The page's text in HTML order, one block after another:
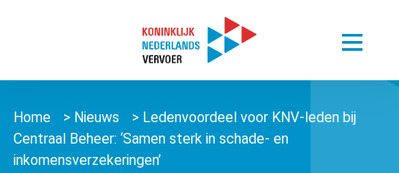
Toggle
van mobiliteit
reizen
Sectoren
Nederland
Nieuws
Home > Nieuws > Ledenvoordeel voor KNV-leden bij
Centraal Beheer: ‘Samen sterk in schade- en
inkomensverzekeringen’